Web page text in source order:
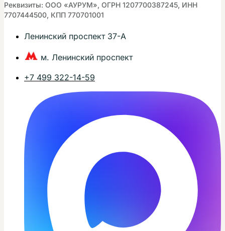
Реквизиты: ООО «АУРУМ», ОГРН 1207700387245, ИНН
7707444500, КПП 770701001
Ленинский проспект 37-А
м. Ленинский проспект
+7 499 322-14-59